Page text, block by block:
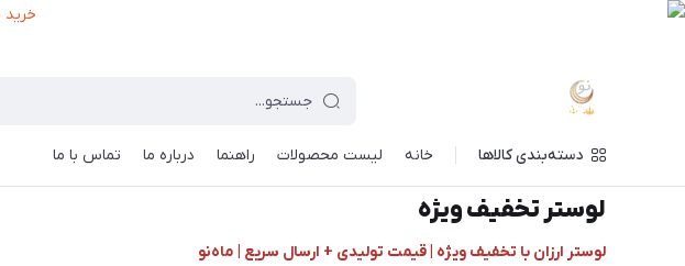
دسته‌بندی کالاها خانه لیست محصولات راهنما درباره ما تماس با ما ماه نو / لوستر ارزان و اقتصادی شیک / لوستر تخفیف ویژه
لوستر تخفیف ویژه
لوستر ارزان با تخفیف ویژه | قیمت تولیدی + ارسال سریع | ماه‌نو